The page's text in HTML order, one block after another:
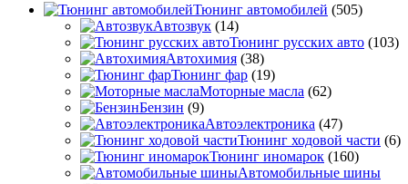
Тюнинг автомобилей (505)
Автозвук (14)
Тюнинг русских авто (103)
Автохимия (38)
Тюнинг фар (19)
Моторные масла (62)
Бензин (9)
Автоэлектроника (47)
Тюнинг ходовой части (6)
Тюнинг иномарок (160)
Автомобильные шины